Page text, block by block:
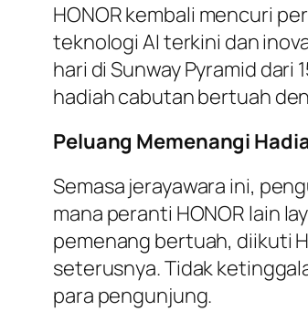
HONOR kembali mencuri
teknologi AI terkini dan
hari di Sunway Pyramid
hadiah cabutan bertuah
Peluang Memenangi
Semasa jerayawara ini,
mana peranti HONOR lain
pemenang bertuah, diikuti
seterusnya. Tidak
para pengunjung.